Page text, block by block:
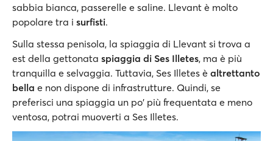
sabbia bianca, passerelle e saline. Llevant è molto
popolare tra i surfisti.
Sulla stessa penisola, la spiaggia di Llevant si trova a
est della gettonata spiaggia di Ses Illetes, ma è più
tranquilla e selvaggia. Tuttavia, Ses Illetes è altrettanto
bella e non dispone di infrastrutture. Quindi, se
preferisci una spiaggia un po' più frequentata e meno
ventosa, potrai muoverti a Ses Illetes.